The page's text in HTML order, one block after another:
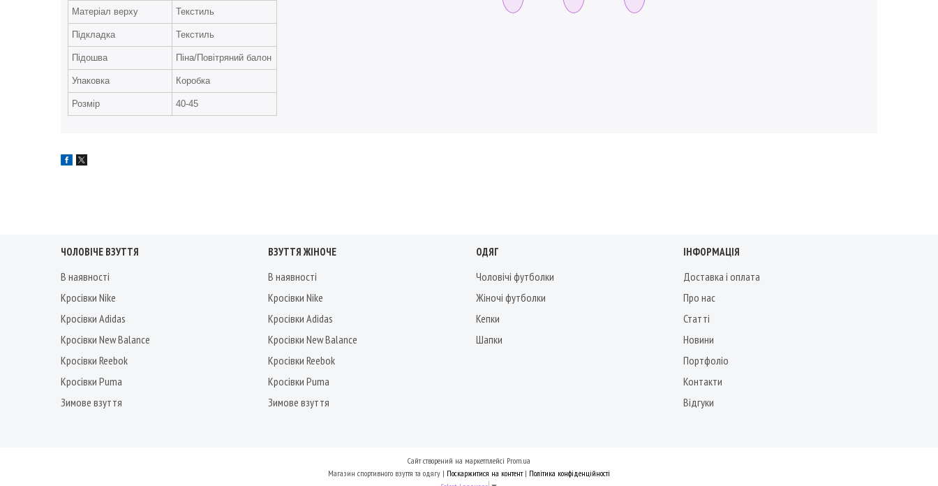
Матеріал верху Текстиль
Підкладка Текстиль
Підошва Піна/Повітряний балон
Упаковка Коробка
Розмір 40-45
ЧОЛОВІЧЕ ВЗУТТЯ
В наявності
Кросівки Nike
Кросівки Adidas
Кросівки New Balance
Кросівки Reebok
Кросівки Puma
Зимове взуття
ВЗУТТЯ ЖІНОЧЕ
В наявності
Кросівки Nike
Кросівки Adidas
Кросівки New Balance
Кросівки Reebok
Кросівки Puma
Зимове взуття
ОДЯГ
Чоловічі футболки
Жіночі футболки
Кепки
Шапки
ІНФОРМАЦІЯ
Доставка і оплата
Про нас
Статті
Новини
Портфоліо
Контакти
Відгуки
Сайт створений на маркетплейсі Prom.ua
Магазин спортивного взуття та одягу | Поскаржитися на контент | Політика конфіденційності